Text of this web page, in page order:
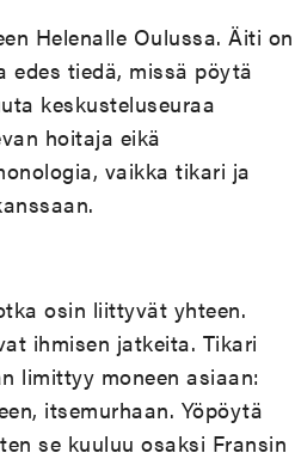
Helenalle Oulussa. Äiti on
edes tiedä, missä pöytä
keskusteluseuraa
hoitaja eikä
vaikka tikari ja
osin liittyvät yhteen.
ihmisen jatkeita. Tikari
limittyy moneen asiaan:
itsemurhaan. Yöpöytä
se kuuluu osaksi Fransin